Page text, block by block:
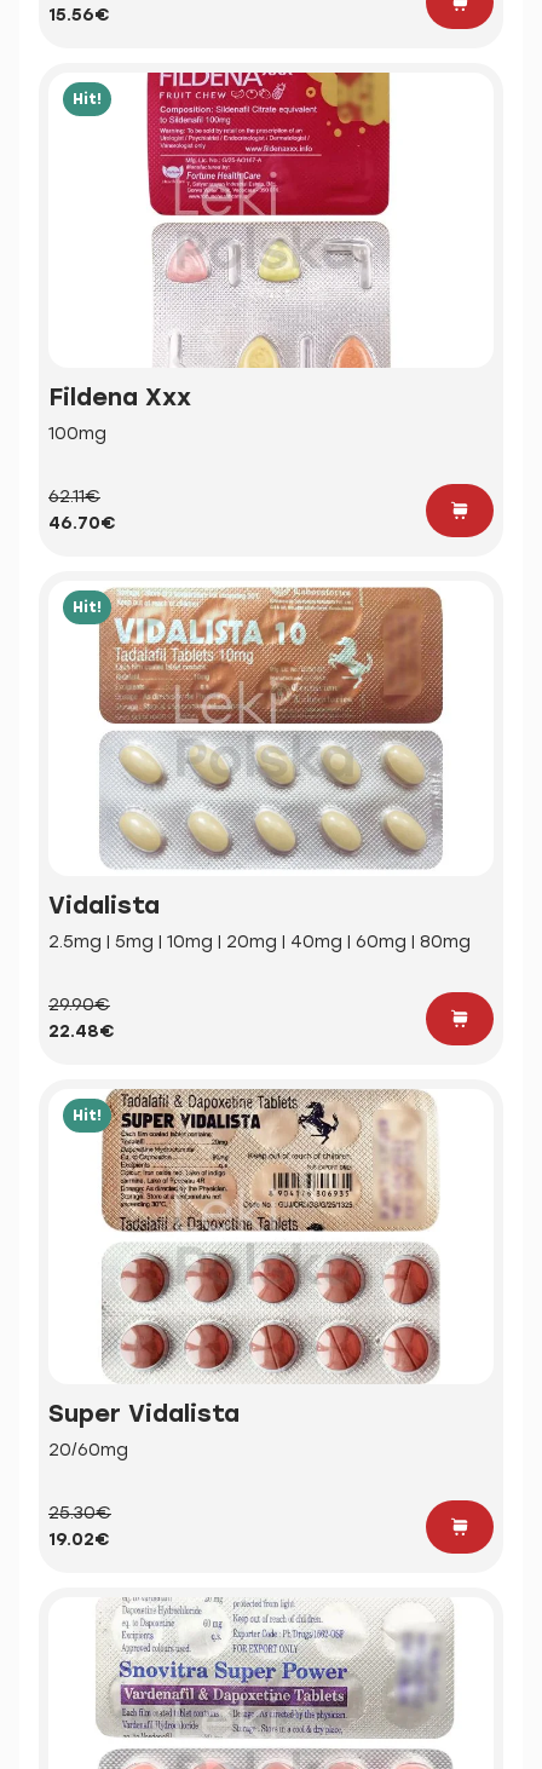
15.56€
Hit!
Fildena Xxx
100mg
62.11€
46.70€
Hit!
Vidalista
2.5mg | 5mg | 10mg | 20mg | 40mg | 60mg | 80mg
29.90€
22.48€
Hit!
Super Vidalista
20/60mg
25.30€
19.02€